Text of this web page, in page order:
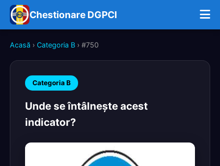
Chestionare DGPCI
Acasă › Categoria B › #750
Categoria B
Unde se întâlneşte acest
indicator?